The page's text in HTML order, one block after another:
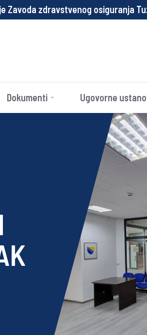
osiguranja Tuzlanskog
Dokumenti Ugovorne